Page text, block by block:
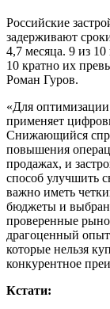
Российские
задерживают
4,7 месяца. 9 из
10 кратно их
Роман Гуров.
«Для
применяет
Снижающийся
повышения
продажах, и
способ улучшить
важно иметь
бюджеты и
проверенные
драгоценный
которые нельзя
конкурентное
Кстати: